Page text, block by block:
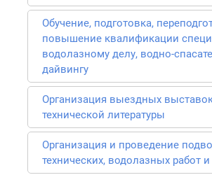
Обучение, подготовка,
повышение квалификации
водолазному делу, водно-
дайвингу
Организация выездных
технической литературы
Организация и проведение
технических, водолазных работ